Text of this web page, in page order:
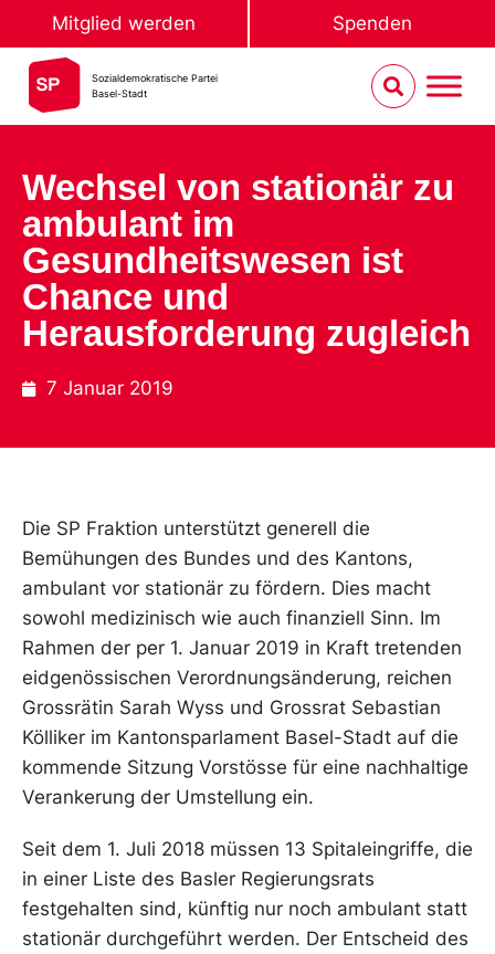
Mitglied werden Spenden
Sozialdemokratische Partei
Basel-Stadt
Wechsel von stationär zu
ambulant im
Gesundheitswesen ist
Chance und
Herausforderung zugleich
7 Januar 2019
Die SP Fraktion unterstützt generell die
Bemühungen des Bundes und des Kantons,
ambulant vor stationär zu fördern. Dies macht
sowohl medizinisch wie auch finanziell Sinn. Im
Rahmen der per 1. Januar 2019 in Kraft tretenden
eidgenössischen Verordnungsänderung, reichen
Grossrätin Sarah Wyss und Grossrat Sebastian
Kölliker im Kantonsparlament Basel-Stadt auf die
kommende Sitzung Vorstösse für eine nachhaltige
Verankerung der Umstellung ein.
Seit dem 1. Juli 2018 müssen 13 Spitaleingriffe, die
in einer Liste des Basler Regierungsrats
festgehalten sind, künftig nur noch ambulant statt
stationär durchgeführt werden. Der Entscheid des